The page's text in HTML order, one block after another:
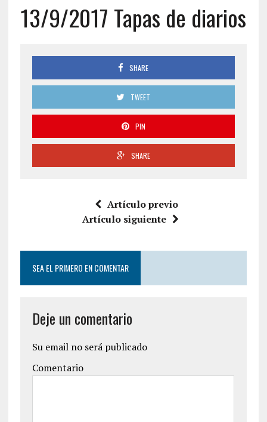
13/9/2017 Tapas de diarios
SHARE
TWEET
PIN
SHARE
Artículo previo
Artículo siguiente
SEA EL PRIMERO EN COMENTAR
Deje un comentario
Su email no será publicado
Comentario